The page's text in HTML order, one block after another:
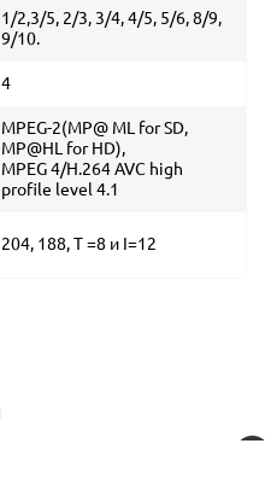
1/2,3/5, 2/3, 3/4, 4/5, 5/6, 8/9,
9/10.
4
MPEG-2(MP@ ML for SD,
MP@HL for HD),
MPEG 4/H.264 AVC high
profile level 4.1
204, 188, Т =8 и I=12